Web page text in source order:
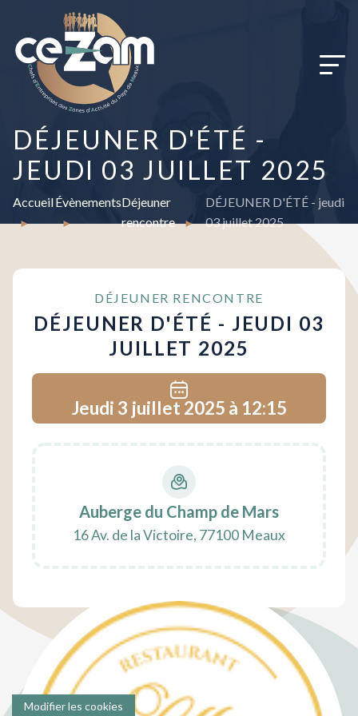
Panneau de gestion des cookies
Modifier les cookies
DÉJEUNER D'ÉTÉ -
JEUDI 03 JUILLET 2025
AccueilÉvènementsDéjeuner
rencontre
DÉJEUNER D'ÉTÉ - jeudi
03 juillet 2025
DÉJEUNER RENCONTRE
DÉJEUNER D'ÉTÉ - JEUDI 03
JUILLET 2025
Jeudi 3 juillet 2025 à 12:15
Auberge du Champ de Mars
16 Av. de la Victoire, 77100 Meaux